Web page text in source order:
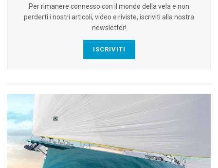
Per rimanere connesso con il mondo della vela e non
perderti i nostri articoli, video e riviste, iscriviti alla nostra
newsletter!
ISCRIVITI